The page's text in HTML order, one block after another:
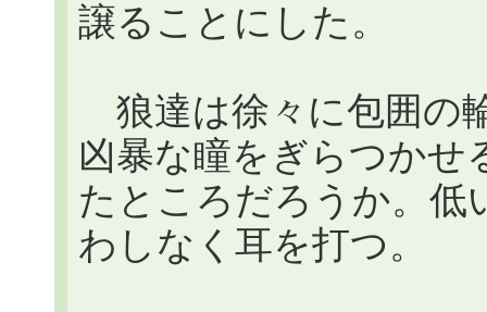
譲ることにした。
狼達は徐々に包囲の
凶暴な瞳をぎらつかせ
たところだろうか。低
わしなく耳を打つ。